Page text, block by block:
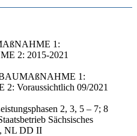
1:
2: 2015-2021
1:
Voraussichtlich 09/2021
2, 3, 5 – 7; 8
Sächsisches
NL DD II